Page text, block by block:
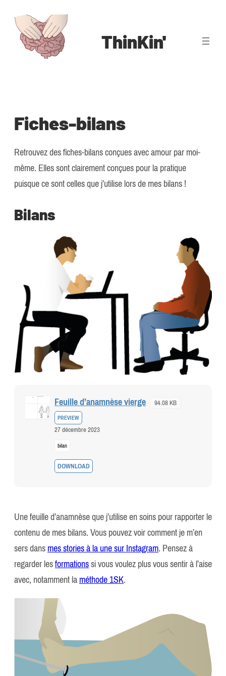
contenu
ThinKin'
Fiches-bilans
Retrouvez des fiches-bilans conçues avec amour par moi-
même. Elles sont clairement conçues pour la pratique
puisque ce sont celles que j’utilise lors de mes bilans !
Bilans
Feuille d’anamnèse vierge 94.08 KB
PREVIEW
27 décembre 2023
bilan
DOWNLOAD
Une feuille d’anamnèse que j’utilise en soins pour rapporter le
contenu de mes bilans. Vous pouvez voir comment je m’en
sers dansmes stories à la une sur Instagram. Pensez à
regarder lesformationssi vous voulez plus vous sentir à l’aise
avec, notamment laméthode 1SK.